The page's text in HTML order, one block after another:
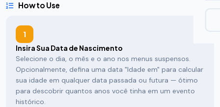
How to Use
1
Insira Sua Data de Nascimento
Selecione o dia, o mês e o ano nos menus suspensos.
Opcionalmente, defina uma data "Idade em" para calcular
sua idade em qualquer data passada ou futura — ótimo
para descobrir quantos anos você tinha em um evento
histórico.